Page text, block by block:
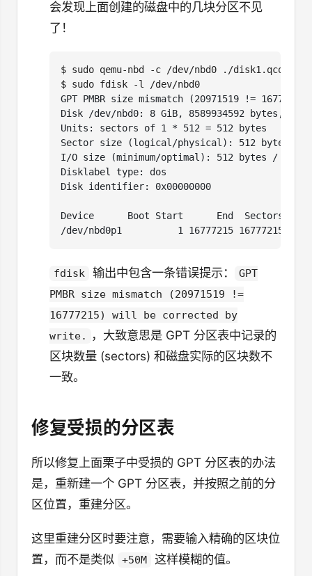
会发现上面创建的磁盘中的几块分区不见
了！
$
$
sudo fdisk -l /dev/nbd0
Disk identifier: 0x00000000
fdisk 输出中包含一条错误提示：
GPT
PMBR size mismatch (20971519 !=
16777215) will be corrected by
write.
，大致意思是 GPT 分区表中记录的
区块数量 (sectors) 和磁盘实际的区块数不
一致。
修复受损的分区表
所以修复上面栗子中受损的 GPT 分区表的办法
是，重新建一个 GPT 分区表，并按照之前的分
区位置，重建分区。
这里重建分区时要注意，需要输入精确的区块位
置，而不是类似
+50M 这样模糊的值。